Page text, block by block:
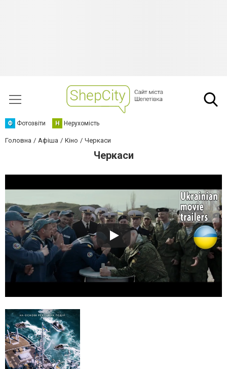
Ф Фотозвіти Н Нерухомість
Головна Афіша Кіно Черкаси
Черкаси